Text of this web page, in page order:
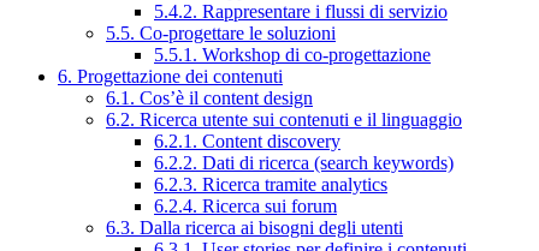
5.4.2. Rappresentare i flussi di servizio
5.5. Co-progettare le soluzioni
5.5.1. Workshop di co-progettazione
6. Progettazione dei contenuti
6.1. Cos’è il content design
6.2. Ricerca utente sui contenuti e il linguaggio
6.2.1. Content discovery
6.2.2. Dati di ricerca (search keywords)
6.2.3. Ricerca tramite analytics
6.2.4. Ricerca sui forum
6.3. Dalla ricerca ai bisogni degli utenti